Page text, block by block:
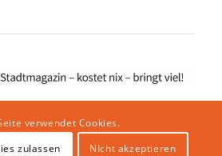
verwendet Cookies.
zulassen
NIcht akzeptieren